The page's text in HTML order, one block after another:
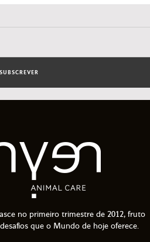
SUBSCREVER
no primeiro trimestre de 2012, fruto
que o Mundo de hoje oferece.